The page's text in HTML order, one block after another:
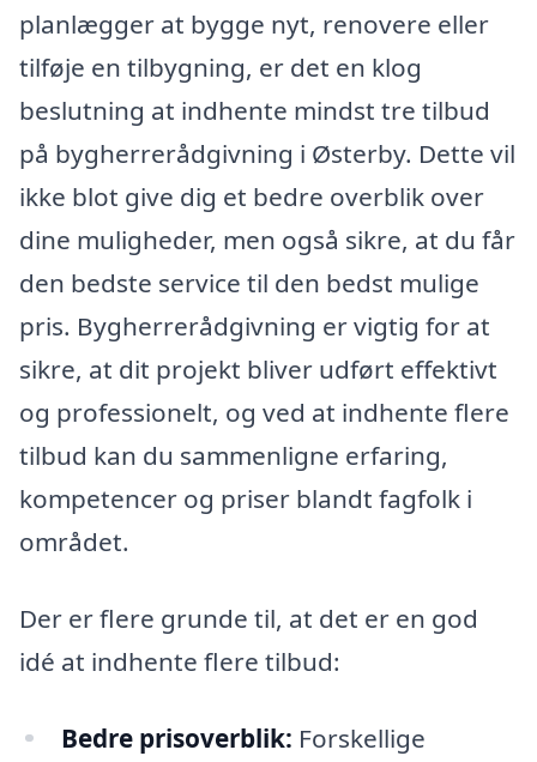
planlægger at bygge nyt, renovere eller
tilføje en tilbygning, er det en klog
beslutning at indhente mindst tre tilbud
på bygherrerådgivning i Østerby. Dette vil
ikke blot give dig et bedre overblik over
dine muligheder, men også sikre, at du får
den bedste service til den bedst mulige
pris. Bygherrerådgivning er vigtig for at
sikre, at dit projekt bliver udført effektivt
og professionelt, og ved at indhente flere
tilbud kan du sammenligne erfaring,
kompetencer og priser blandt fagfolk i
området.
Der er flere grunde til, at det er en god
idé at indhente flere tilbud:
Bedre prisoverblik: Forskellige